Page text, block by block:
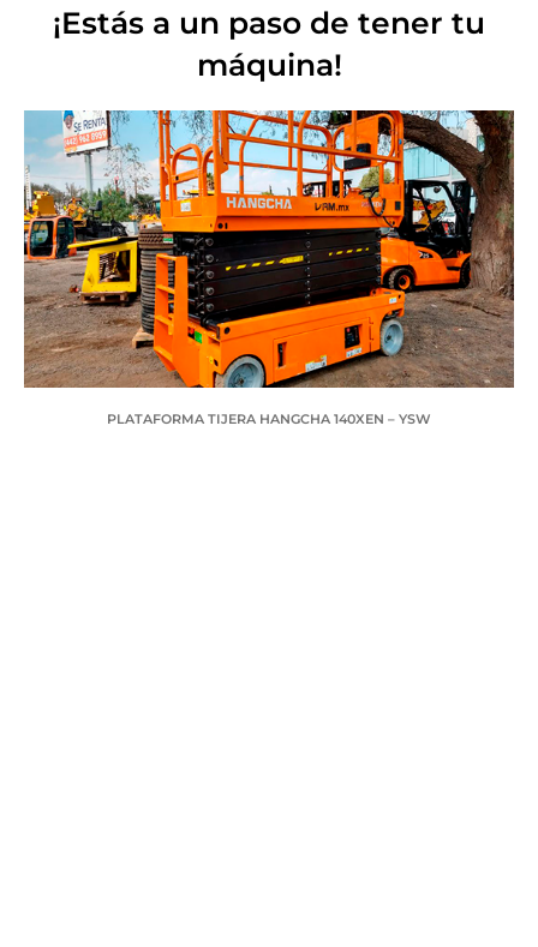
¡Estás a un paso de tener tu
máquina!
PLATAFORMA TIJERA HANGCHA 140XEN – YSW